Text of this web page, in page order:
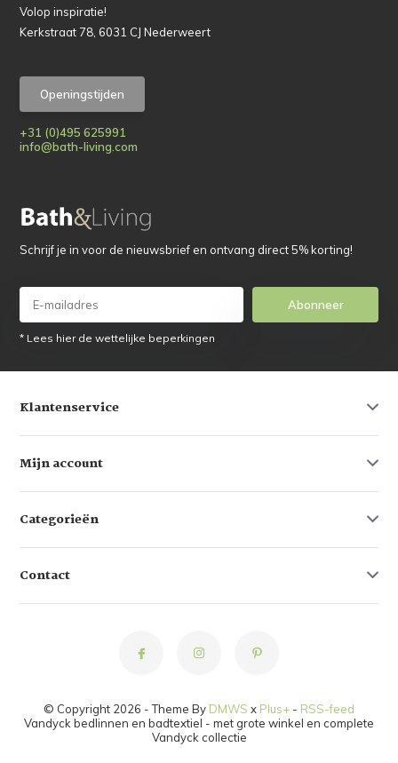
Volop inspiratie!
Kerkstraat 78, 6031 CJ Nederweert
Openingstijden
+31 (0)495 625991
info@bath-living.com
Schrijf je in voor de nieuwsbrief en ontvang direct 5% korting!
Abonneer
* Lees hier de wettelijke beperkingen
Klantenservice
Mijn account
Categorieën
Contact
© Copyright 2026 - Theme By DMWS x Plus+ - RSS-feed
Vandyck bedlinnen en badtextiel - met grote winkel en complete
Vandyck collectie